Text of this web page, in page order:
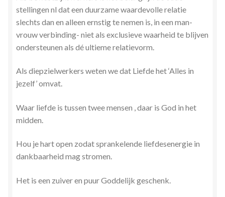
stellingen nl dat een duurzame waardevolle relatie
slechts dan en alleen ernstig te nemen is, in een man-
vrouw verbinding- niet als exclusieve waarheid te blijven
ondersteunen als dé ultieme relatievorm.
Als diepzielwerkers weten we dat Liefde het ‘Alles in
jezelf’ omvat.
Waar liefde is tussen twee mensen , daar is God in het
midden.
Hou je hart open zodat sprankelende liefdesenergie in
dankbaarheid mag stromen.
Het is een zuiver en puur Goddelijk geschenk.